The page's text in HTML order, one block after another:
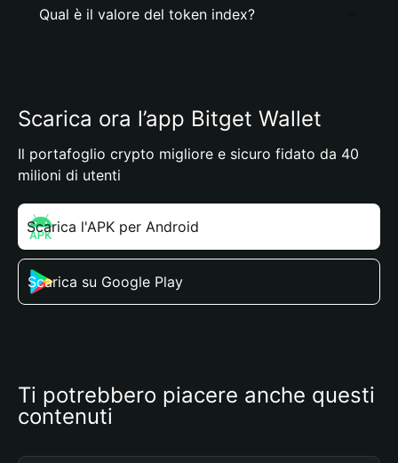
Qual è il valore del token index?
Scarica ora l’app Bitget Wallet
Il portafoglio crypto migliore e sicuro fidato da 40
milioni di utenti
Scarica l'APK per Android
Scarica su Google Play
Ti potrebbero piacere anche questi
contenuti